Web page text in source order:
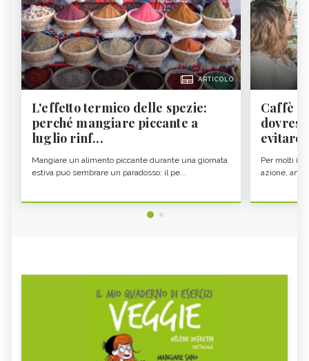
ARTICOLO
L'effetto termico delle spezie:
perché mangiare piccante a
luglio rinf...
Mangiare un alimento piccante durante una giornata
estiva può sembrare un paradosso: il pe...
Caffè
evitare
Per molti il
azione,